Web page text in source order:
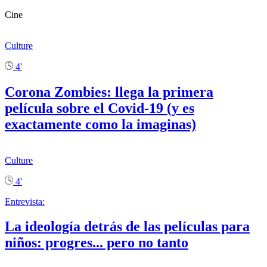
Cine
Culture
4'
Corona Zombies: llega la primera
película sobre el Covid-19 (y es
exactamente como la imaginas)
Culture
4'
Entrevista:
La ideología detrás de las películas para
niños: progres... pero no tanto